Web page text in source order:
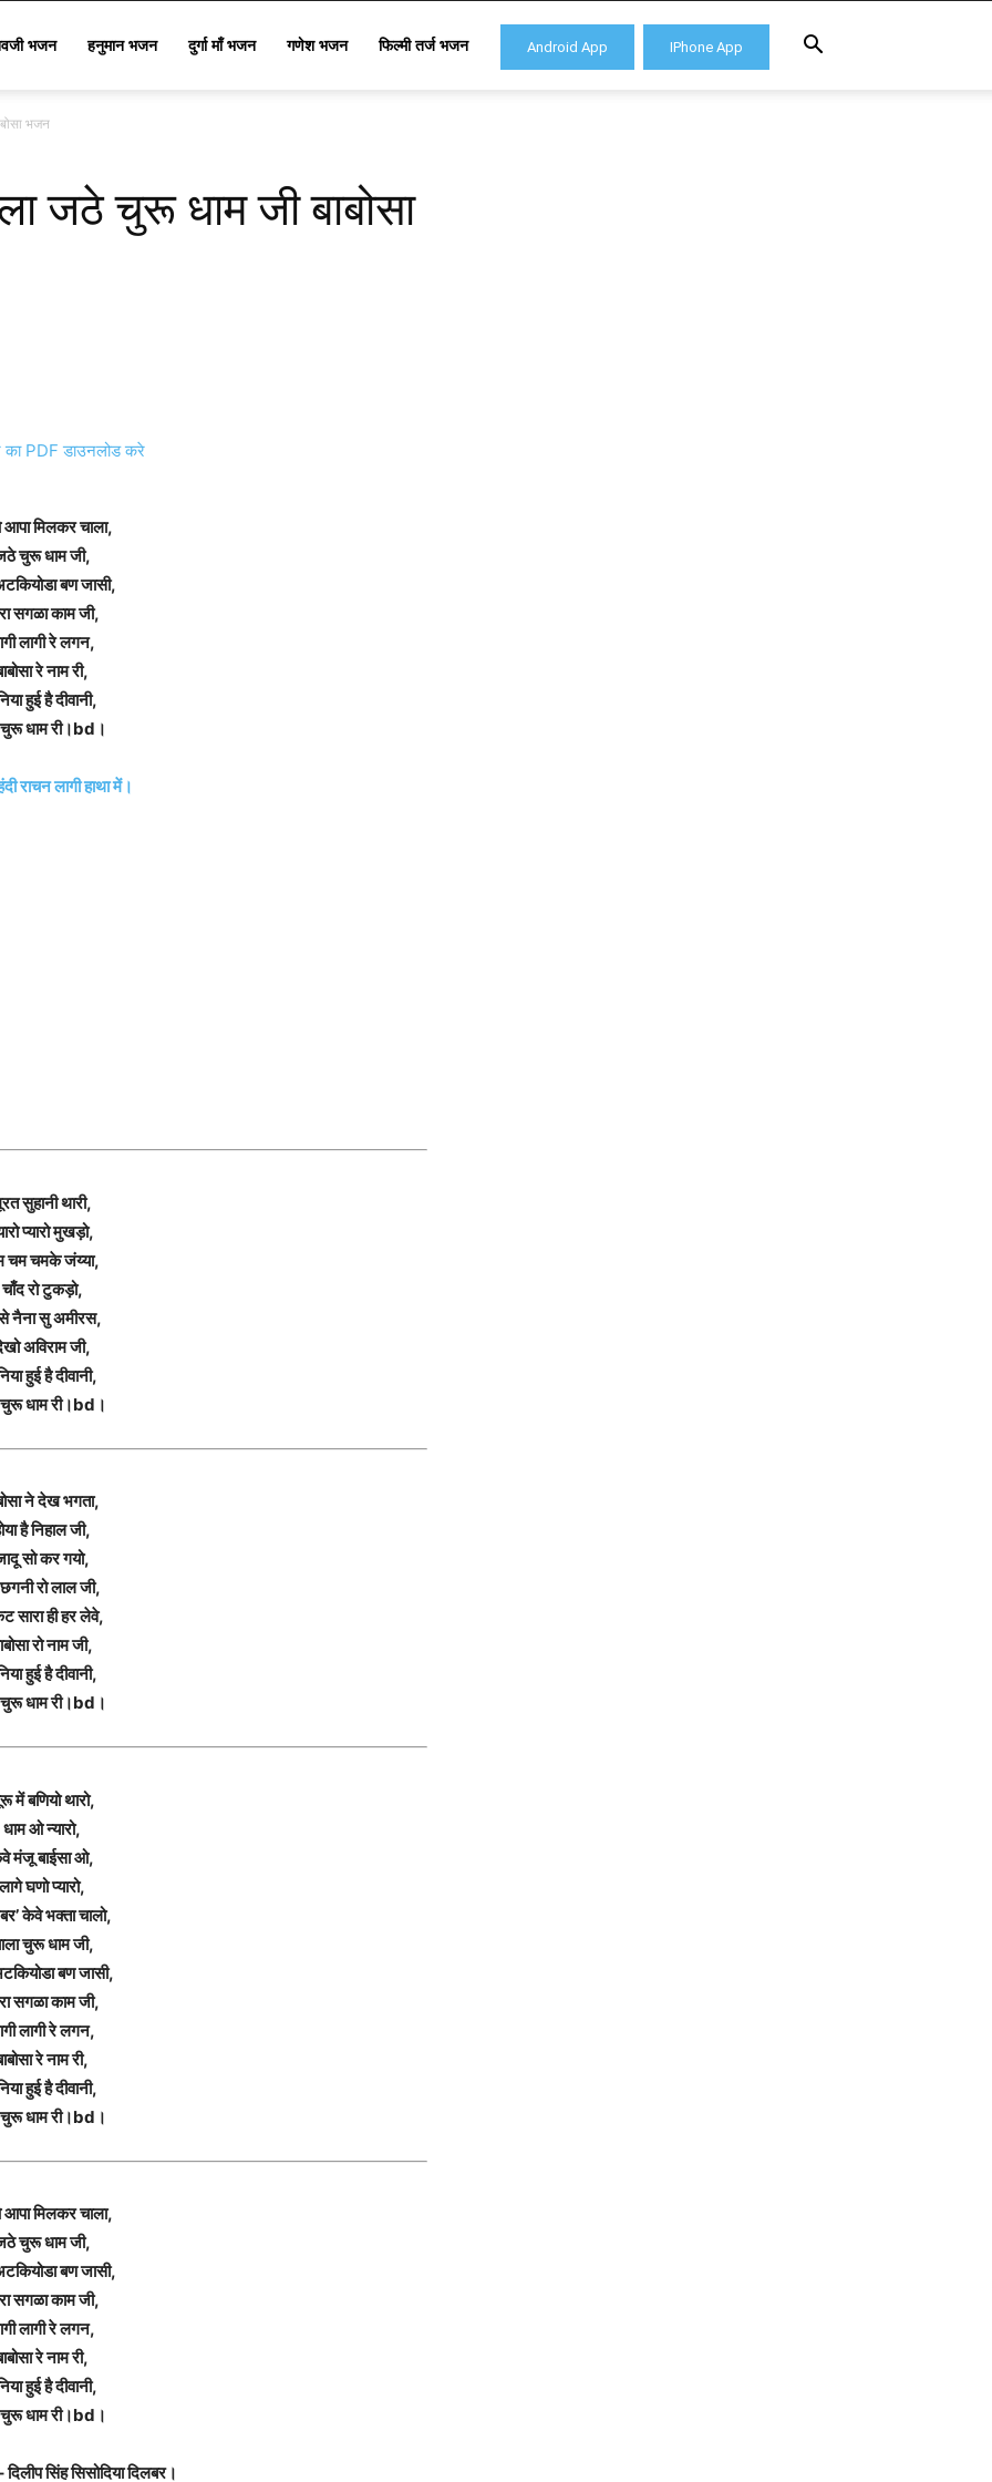
Android App IPhone App
भजन हनुमान भजन दुर्गा माँ भजन गणेश भजन फिल्मी तर्ज भजन
भजन
जठे चुरू धाम जी बाबोसा
PDF डाउनलोड करे
मिलकर चाला,
चुरू धाम जी,
बण जासी,
सगळा काम जी,
लागी रे लगन,
रे नाम री,
हुई है दीवानी,
धाम री।bd।
राचन लागी हाथा में।
सुहानी थारी,
प्यारो मुखड़ो,
चम चमके जंय्या,
चाँद रो टुकड़ो,
नैना सु अमीरस,
अविराम जी,
हुई है दीवानी,
धाम री।bd।
ने देख भगता,
है निहाल जी,
सो कर गयो,
रो लाल जी,
सारा ही हर लेवे,
रो नाम जी,
हुई है दीवानी,
धाम री।bd।
में बणियो थारो,
धाम ओ न्यारो,
मंजू बाईसा ओ,
लागे घणो प्यारो,
केवे भक्ता चालो,
चुरू धाम जी,
बण जासी,
सगळा काम जी,
लागी रे लगन,
रे नाम री,
हुई है दीवानी,
धाम री।bd।
मिलकर चाला,
चुरू धाम जी,
बण जासी,
सगळा काम जी,
लागी रे लगन,
रे नाम री,
हुई है दीवानी,
धाम री।bd।
सिंह सिसोदिया दिलबर।